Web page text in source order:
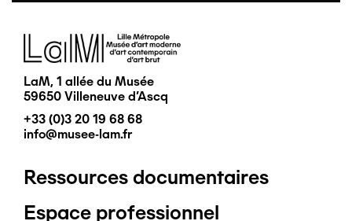
Image
LaM, 1 allée du Musée
59650 Villeneuve d'Ascq
+33 (0)3 20 19 68 68
info@musee-lam.fr
Pied
Ressources documentaires
Espace professionnel